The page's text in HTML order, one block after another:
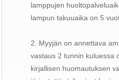
lamppujen
lampun takuuaika on 5
2. Myyjän on annettava
vastaus 2 tunnin kuluessa
kirjallisen huomautuksen